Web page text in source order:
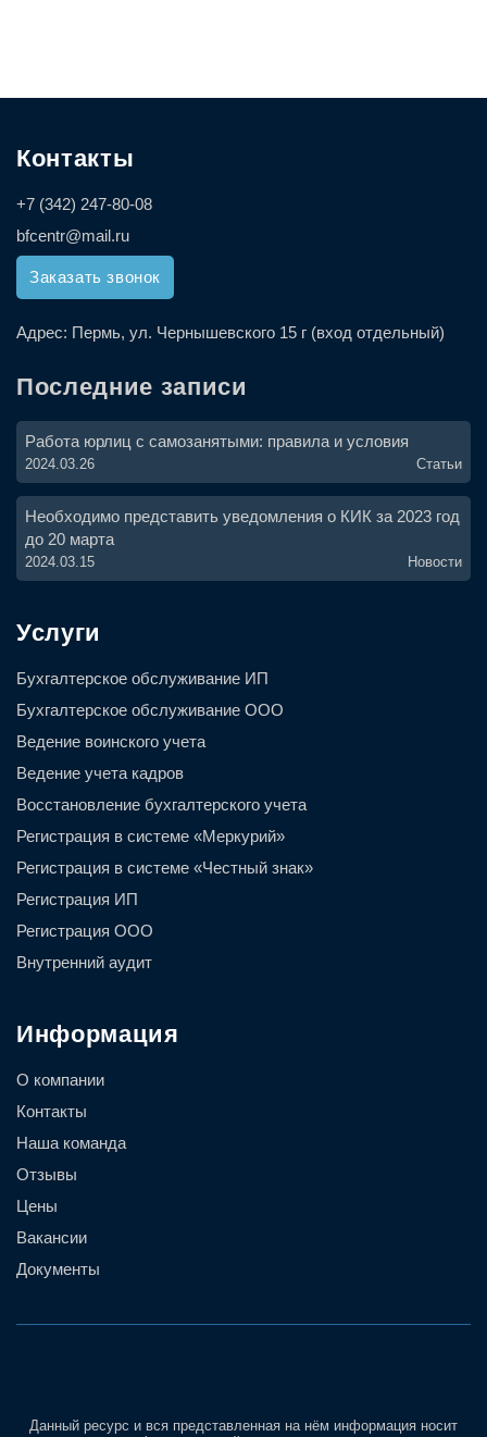
Контакты
+7 (342) 247-80-08
bfcentr@mail.ru
Заказать звонок
Адрес: Пермь, ул. Чернышевского 15 г (вход отдельный)
Последние записи
Работа юрлиц с самозанятыми: правила и условия
2024.03.26 Статьи
Необходимо представить уведомления о КИК за 2023 год
до 20 марта
2024.03.15 Новости
Услуги
Бухгалтерское обслуживание ИП
Бухгалтерское обслуживание ООО
Ведение воинского учета
Ведение учета кадров
Восстановление бухгалтерского учета
Регистрация в системе «Меркурий»
Регистрация в системе «Честный знак»
Регистрация ИП
Регистрация ООО
Внутренний аудит
Информация
О компании
Контакты
Наша команда
Отзывы
Цены
Вакансии
Документы
Данный ресурс и вся представленная на нём информация носит